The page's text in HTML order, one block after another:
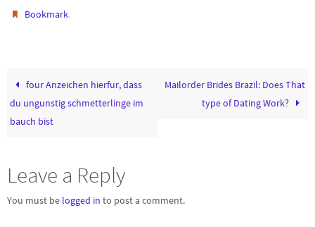
Bookmark.
four Anzeichen hierfur, dass
du ungunstig schmetterlinge im
bauch bist
Mailorder Brides Brazil: Does That
type of Dating Work?
Leave a Reply
You must be logged in to post a comment.